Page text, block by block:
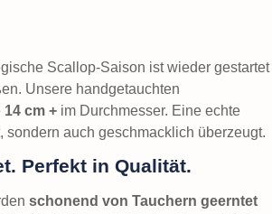
Scallop-Saison ist wieder gestartet
Unsere handgetauchten
14 cm + im Durchmesser. Eine echte
auch geschmacklich überzeugt.
Perfekt in Qualität.
schonend von Tauchern geerntet